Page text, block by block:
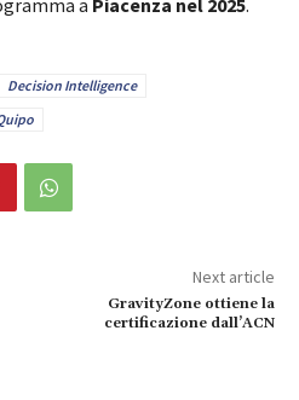
a Piacenza nel 2025.
Decision Intelligence
Next article
GravityZone ottiene la
certificazione dall’ACN